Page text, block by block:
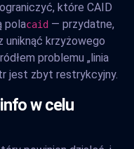
które CAID
polacaid — przydatne,
uniknąć krzyżowego
problemu „linia
jest zbyt restrykcyjny.
w celu